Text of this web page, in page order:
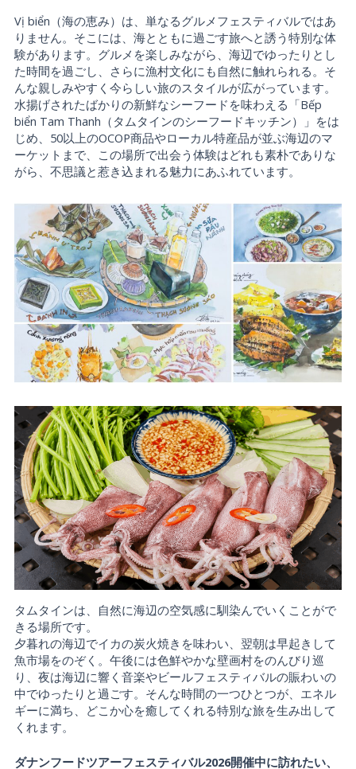
Vị biển（海の恵み）は、単なるグルメフェスティバルではあ
りません。そこには、海とともに過ごす旅へと誘う特別な体
験があります。グルメを楽しみながら、海辺でゆったりとし
た時間を過ごし、さらに漁村文化にも自然に触れられる。そ
んな親しみやすく今らしい旅のスタイルが広がっています。
水揚げされたばかりの新鮮なシーフードを味わえる「Bếp
biển Tam Thanh（タムタインのシーフードキッチン）」をは
じめ、50以上のOCOP商品やローカル特産品が並ぶ海辺のマ
ーケットまで、この場所で出会う体験はどれも素朴でありな
がら、不思議と惹き込まれる魅力にあふれています。
タムタインは、自然に海辺の空気感に馴染んでいくことがで
きる場所です。
夕暮れの海辺でイカの炭火焼きを味わい、翌朝は早起きして
魚市場をのぞく。午後には色鮮やかな壁画村をのんびり巡
り、夜は海辺に響く音楽やビールフェスティバルの賑わいの
中でゆったりと過ごす。そんな時間の一つひとつが、エネル
ギーに満ち、どこか心を癒してくれる特別な旅を生み出して
くれます。
ダナンフードツアーフェスティバル2026開催中に訪れたい、